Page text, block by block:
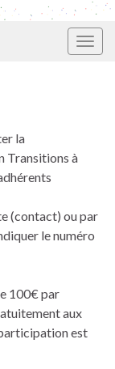
la
Transitions à
(contact) ou par
le numéro
100€ par
aux
est